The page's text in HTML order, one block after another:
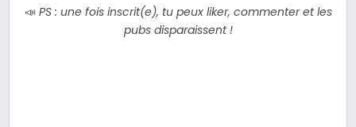
📣 PS : une fois inscrit(e), tu peux liker, commenter et les
pubs disparaissent !